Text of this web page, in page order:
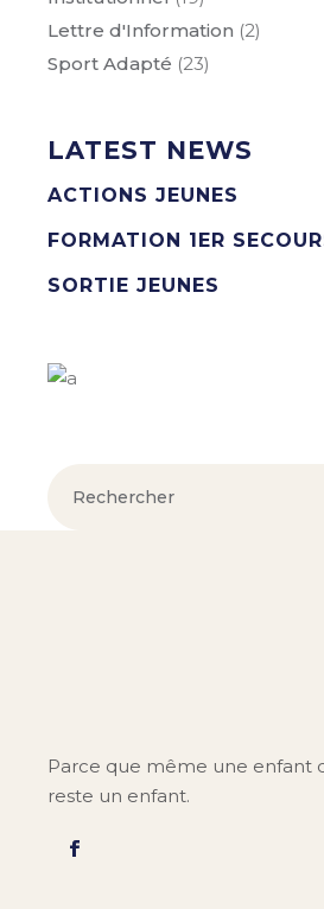
Lettre d'Information (2)
Sport Adapté (23)
LATEST NEWS
ACTIONS JEUNES
FORMATION 1ER
SORTIE JEUNES
Parce que même une enfant
reste un enfant.